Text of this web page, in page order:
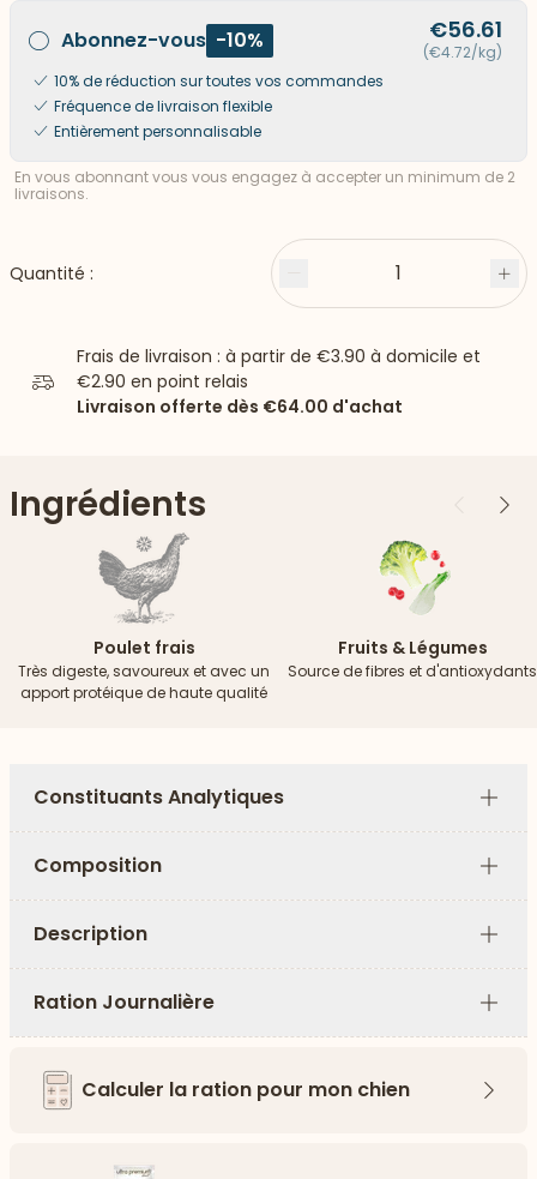
Abonnez-vous -10% €56.61
(€4.72/kg)
10% de réduction sur toutes vos commandes
Fréquence de livraison flexible
Entièrement personnalisable
En vous abonnant vous vous engagez à accepter un minimum de 2
livraisons.
Quantité : Moins 1
Frais de livraison : à partir de €3.90 à domicile et
€2.90 en point relais
Livraison offerte dès €64.00 d'achat
Ingrédients Précédent
Poulet frais
Très digeste, savoureux et avec un
apport protéique de haute qualité
Fruits & Légumes
Source de fibres et d'antioxydants
Constituants Analytiques
Plus
Composition
Plus
Description
Plus
Ration Journalière
Plus
Calculer la ration pour mon chien